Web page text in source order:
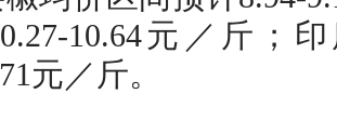
10.64元／斤；
元／斤。